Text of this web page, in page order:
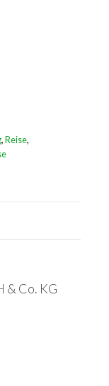
, Reise,
& Co. KG